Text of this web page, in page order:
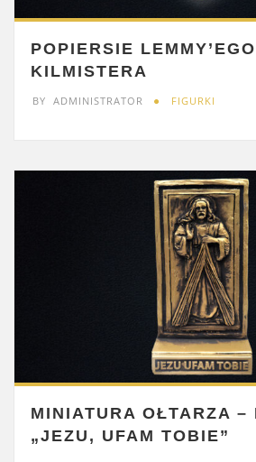
POPIERSIE LEMMY’EGO
KILMISTERA
BY ADMINISTRATOR FIGURKI
MINIATURA OŁTARZA –
„JEZU, UFAM TOBIE”